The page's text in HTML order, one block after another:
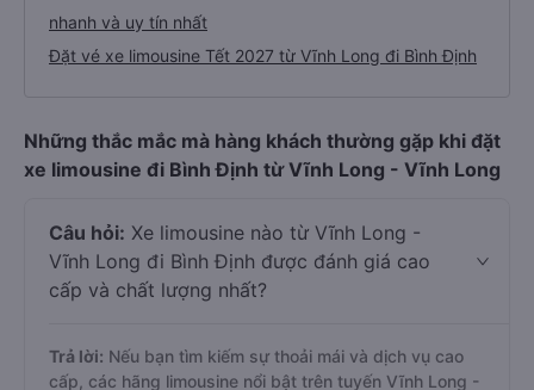
nhanh và uy tín nhất
Đặt vé xe limousine Tết 2027 từ Vĩnh Long đi Bình Định
Những thắc mắc mà hàng khách thường gặp khi đặt
xe limousine đi Bình Định từ Vĩnh Long - Vĩnh Long
Câu hỏi: Xe limousine nào từ Vĩnh Long -
Vĩnh Long đi Bình Định được đánh giá cao
cấp và chất lượng nhất?
Trả lời: Nếu bạn tìm kiếm sự thoải mái và dịch vụ cao
cấp, các hãng limousine nổi bật trên tuyến Vĩnh Long -